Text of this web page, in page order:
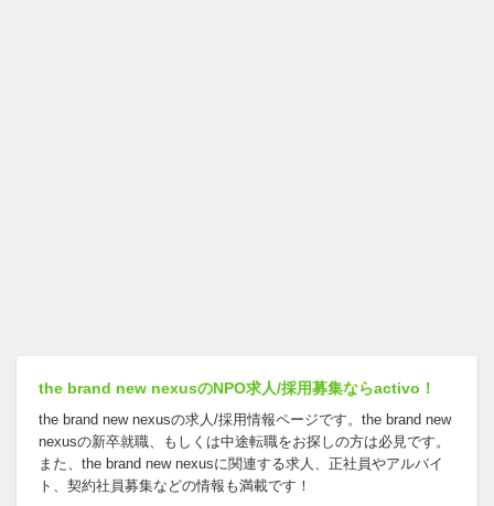
the brand new nexusのNPO求人/採用募集ならactivo！
the brand new nexusの求人/採用情報ページです。the brand new
nexusの新卒就職、もしくは中途転職をお探しの方は必見です。
また、the brand new nexusに関連する求人、正社員やアルバイ
ト、契約社員募集などの情報も満載です！